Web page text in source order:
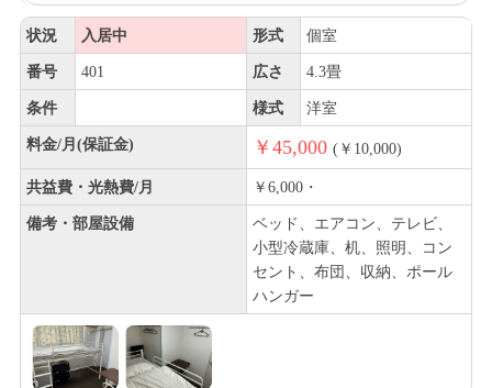
状況 入居中 形式 個室
番号 401 広さ 4.3畳
条件 様式 洋室
料金/月(保証金) ￥45,000 (￥10,000)
共益費・光熱費/月 ￥6,000・
備考・部屋設備
ベッド、エアコン、テレビ、
小型冷蔵庫、机、照明、コン
セント、布団、収納、ポール
ハンガー